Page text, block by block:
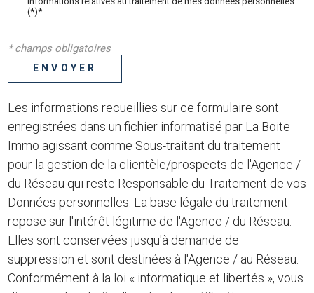
(*)*
* champs obligatoires
ENVOYER
Les informations recueillies sur ce formulaire sont
enregistrées dans un fichier informatisé par La Boite
Immo agissant comme Sous-traitant du traitement
pour la gestion de la clientèle/prospects de l'Agence /
du Réseau qui reste Responsable du Traitement de vos
Données personnelles. La base légale du traitement
repose sur l'intérêt légitime de l'Agence / du Réseau.
Elles sont conservées jusqu'à demande de
suppression et sont destinées à l'Agence / au Réseau.
Conformément à la loi « informatique et libertés », vous